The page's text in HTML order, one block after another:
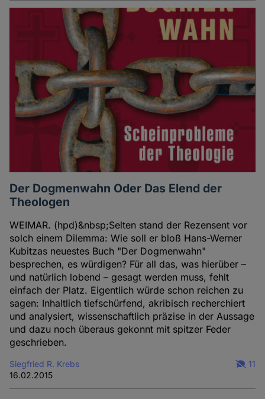
Der Dogmenwahn Oder Das Elend der
Theologen
WEIMAR. (hpd)&nbsp;Selten stand der Rezensent vor
solch einem Dilemma: Wie soll er bloß Hans-Werner
Kubitzas neuestes Buch "Der Dogmenwahn"
besprechen, es würdigen? Für all das, was hierüber –
und natürlich lobend – gesagt werden muss, fehlt
einfach der Platz. Eigentlich würde schon reichen zu
sagen: Inhaltlich tiefschürfend, akribisch recherchiert
und analysiert, wissenschaftlich präzise in der Aussage
und dazu noch überaus gekonnt mit spitzer Feder
geschrieben.
Siegfried R. Krebs
16.02.2015
11